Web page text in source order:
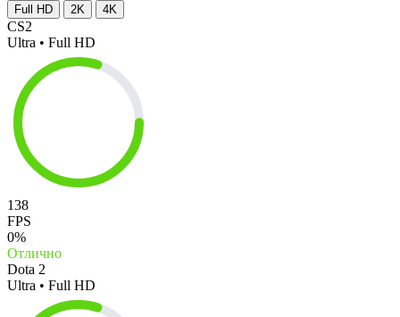
Full HD 2K 4K
CS2
Ultra • Full HD
138
FPS
0%
Отлично
Dota 2
Ultra • Full HD